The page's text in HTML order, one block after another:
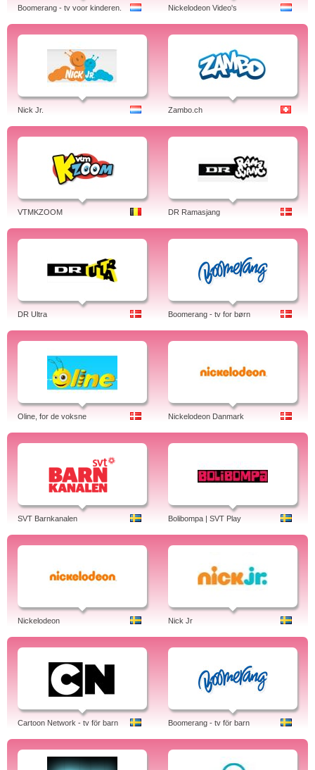
Boomerang - tv voor kinderen. Nickelodeon Video's
Nick Jr. Zambo.ch
VTMKZOOM DR Ramasjang
DR Ultra Boomerang - tv for børn
Oline, for de voksne Nickelodeon Danmark
SVT Barnkanalen Bolibompa | SVT Play
Nickelodeon Nick Jr
Cartoon Network - tv för barn Boomerang - tv för barn